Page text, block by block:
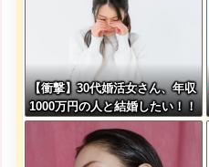
さるやろw w w w w w w w
【衝撃】30代婚活女さん、年収
1000万円の人と結婚したい！！
→勿論お前ら結婚してあげるよ
な？？？？？？？